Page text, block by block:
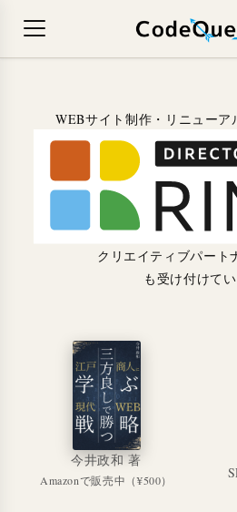
今井政和 著
Amazonで販売中（¥500）
WEBサイト制作・リニューア
クリエイティブパート
も受け付けて